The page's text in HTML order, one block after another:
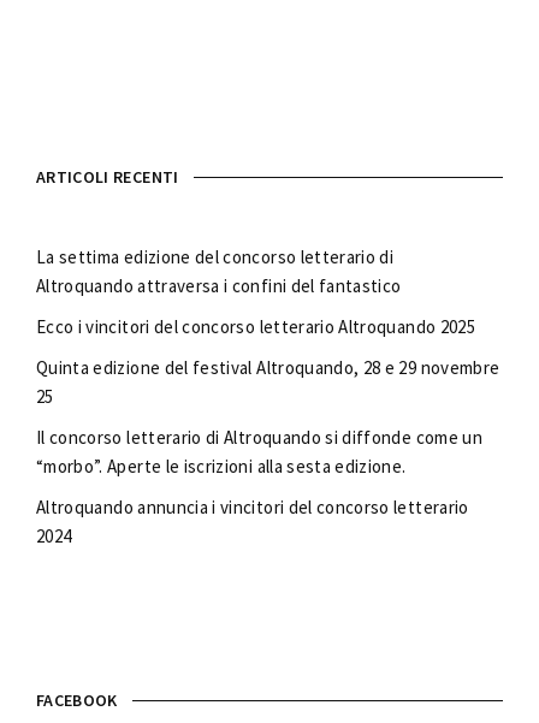
ARTICOLI RECENTI
La settima edizione del concorso letterario di
Altroquando attraversa i confini del fantastico
Ecco i vincitori del concorso letterario Altroquando 2025
Quinta edizione del festival Altroquando, 28 e 29 novembre
25
Il concorso letterario di Altroquando si diffonde come un
“morbo”. Aperte le iscrizioni alla sesta edizione.
Altroquando annuncia i vincitori del concorso letterario
2024
FACEBOOK